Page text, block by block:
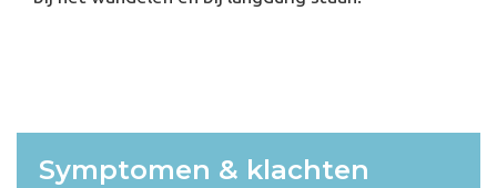
Symptomen & klachten